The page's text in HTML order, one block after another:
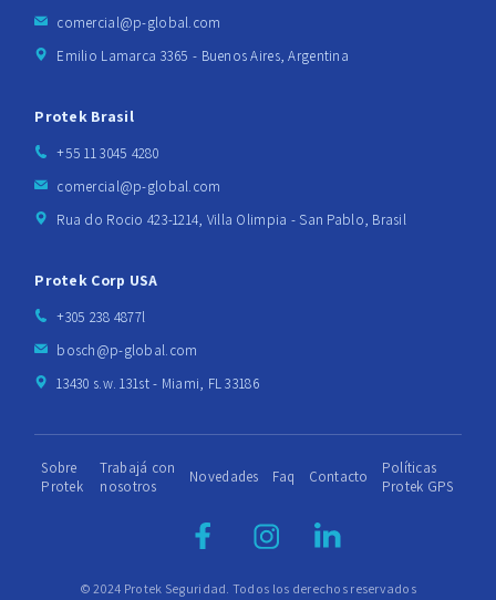
comercial@p-global.com
Emilio Lamarca 3365 - Buenos Aires, Argentina
Protek Brasil
+55 11 3045 4280
comercial@p-global.com
Rua do Rocio 423-1214, Villa Olimpia - San Pablo, Brasil
Protek Corp USA
+305 238 4877l
bosch@p-global.com
13430 s.w. 131st - Miami, FL 33186
© 2024 Protek Seguridad. Todos los derechos reservados
Sobre
Protek
Trabajá con
nosotros
Novedades Faq Contacto
Políticas
Protek GPS